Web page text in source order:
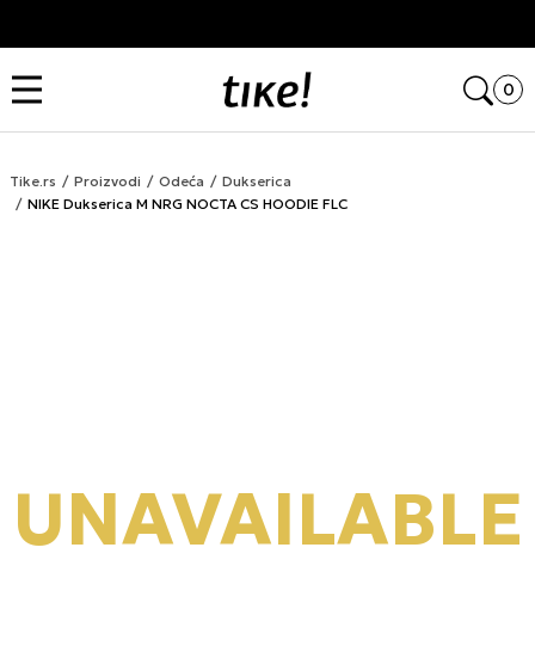
0
Tike.rs Proizvodi Odeća
Dukserica
NIKE Dukserica M NRG NOCTA CS HOODIE FLC
UNAVAILABLE